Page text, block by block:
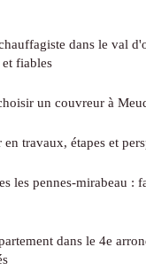
dans le val
fiables
un couvreur à
travaux, étapes et
les pennes-mirabeau :
dans le 4e